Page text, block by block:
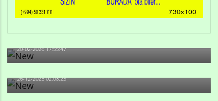
Qulu Məhərrəmli: Sosial şəbəkələrdə söyüş niyə artıb?
20-02-2026 17:55:47
Məni bura NAZİR GÖNDƏRİB - 1937-ci ildən fəaliyyətdə
olan və...
26-12-2025 02:08:23
-Ay qız, sən məhkəməni udmayacaqsan... Sən bilirsən
də, məni...